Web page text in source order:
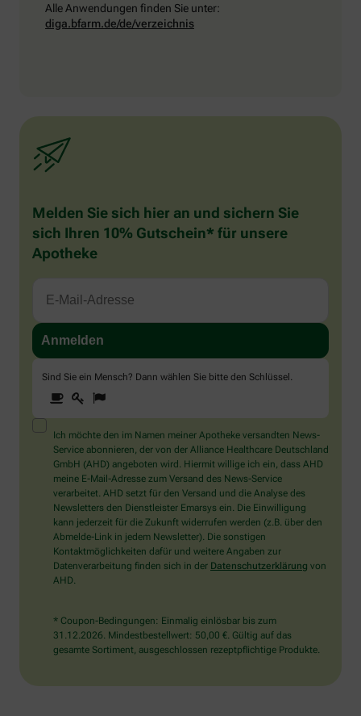
Alle Anwendungen finden Sie unter:
diga.bfarm.de/de/verzeichnis
Melden Sie sich hier an und sichern Sie
sich Ihren 10% Gutschein* für unsere
Apotheke
Sind Sie ein Mensch? Dann wählen Sie bitte den Schlüssel
Sie
ein
Mensch?
Dann
wählen
Sie
bitte
den
Schlüssel.
1 2
Ich möchte den im Namen meiner Apotheke versandten News-
Service abonnieren, der von der Alliance Healthcare Deutschland
GmbH (AHD) angeboten wird. Hiermit willige ich ein, dass AHD
meine E-Mail-Adresse zum Versand des News-Service
verarbeitet. AHD setzt für den Versand und die Analyse des
Newsletters den Dienstleister Emarsys ein. Die Einwilligung
kann jederzeit für die Zukunft widerrufen werden (z.B. über den
Abmelde-Link in jedem Newsletter). Die sonstigen
Kontaktmöglichkeiten dafür und weitere Angaben zur
Datenverarbeitung finden sich in der Datenschutzerklärung von
AHD.
* Coupon-Bedingungen: Einmalig einlösbar bis zum
31.12.2026. Mindestbestellwert: 50,00 €. Gültig auf das
gesamte Sortiment, ausgeschlossen rezeptpflichtige Produkte.